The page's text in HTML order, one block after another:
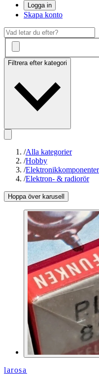
Logga in
Skapa konto
Filtrera efter kategori
/Alla kategorier
/Hobby
/Elektronikkomponenter
/Elektron- & radiorör
Hoppa över karusell
larosa